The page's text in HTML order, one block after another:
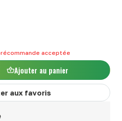
acceptée
Ajouter au panier
aux favoris